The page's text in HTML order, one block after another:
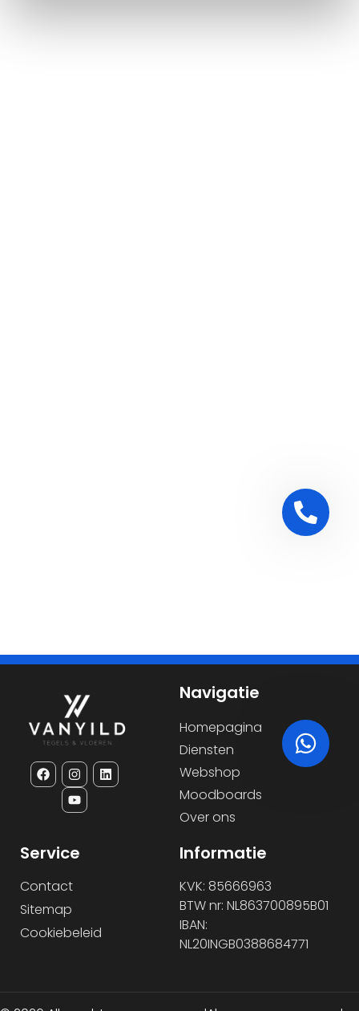
Navigatie
Homepagina
Diensten
Webshop
Moodboards
Over ons
Service
Contact
Sitemap
Cookiebeleid
Informatie
KVK: 85666963
BTW nr: NL863700895B01
IBAN:
NL20INGB0388684771